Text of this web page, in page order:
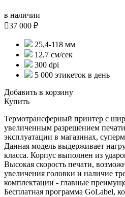
в наличии
37 000 ₽
25,4-118 мм
12,7 см/сек
300 dpi
5 000 этикеток в день
Добавить в корзину
Купить
Термотрансферный принтер с
увеличенным разрешением
эксплуатации в магазинах,
Данная модель выдерживает
класса. Корпус выполнен из
Высокая скорость печати,
увеличения головки и наличие
комплектации - главные
Бесплатная программа GoLabel,